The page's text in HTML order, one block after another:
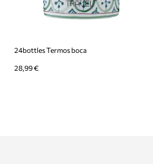
24bottles Termos boca
28,99 €